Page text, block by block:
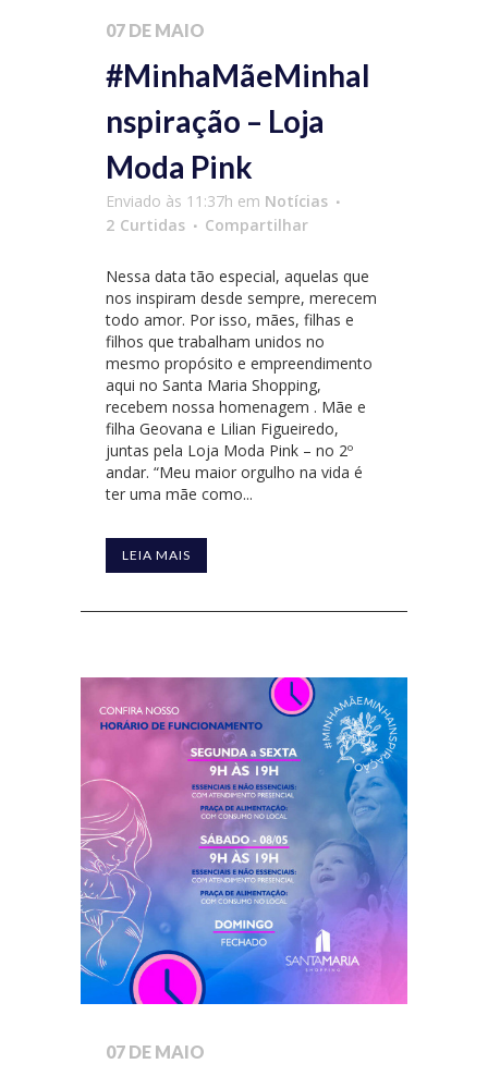
07 DE MAIO
#MinhaMãeMinhaI
nspiração – Loja
Moda Pink
Enviado às 11:37h em Notícias
2 Curtidas Compartilhar
Nessa data tão especial, aquelas que
nos inspiram desde sempre, merecem
todo amor. Por isso, mães, filhas e
filhos que trabalham unidos no
mesmo propósito e empreendimento
aqui no Santa Maria Shopping,
recebem nossa homenagem . Mãe e
filha Geovana e Lilian Figueiredo,
juntas pela Loja Moda Pink – no 2º
andar. “Meu maior orgulho na vida é
ter uma mãe como...
LEIA MAIS
07 DE MAIO